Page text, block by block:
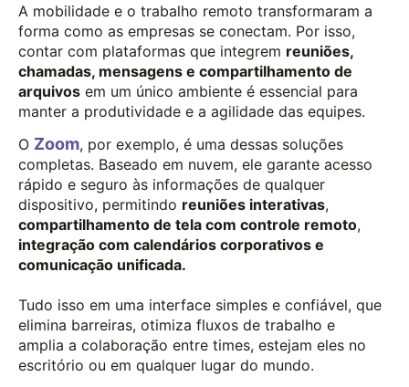
A mobilidade e o trabalho remoto transformaram a
forma como as empresas se conectam. Por isso,
contar com plataformas que integrem reuniões,
chamadas, mensagens e compartilhamento de
arquivos em um único ambiente é essencial para
manter a produtividade e a agilidade das equipes.
O Zoom, por exemplo, é uma dessas soluções
completas. Baseado em nuvem, ele garante acesso
rápido e seguro às informações de qualquer
dispositivo, permitindo reuniões interativas,
compartilhamento de tela com controle remoto,
integração com calendários corporativos e
comunicação unificada.
Tudo isso em uma interface simples e confiável, que
elimina barreiras, otimiza fluxos de trabalho e
amplia a colaboração entre times, estejam eles no
escritório ou em qualquer lugar do mundo.